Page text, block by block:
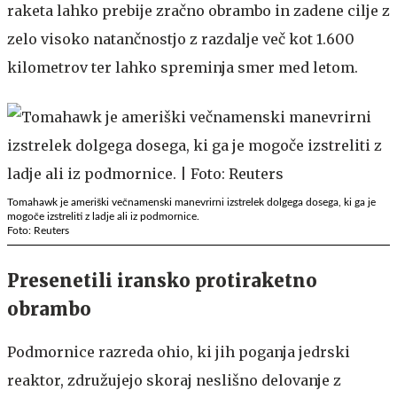
raketa lahko prebije zračno obrambo in zadene cilje z
zelo visoko natančnostjo z razdalje več kot 1.600
kilometrov ter lahko spreminja smer med letom.
Tomahawk je ameriški večnamenski manevrirni izstrelek dolgega dosega, ki ga je
mogoče izstreliti z ladje ali iz podmornice.
Foto: Reuters
Presenetili iransko protiraketno
obrambo
Podmornice razreda ohio, ki jih poganja jedrski
reaktor, združujejo skoraj neslišno delovanje z